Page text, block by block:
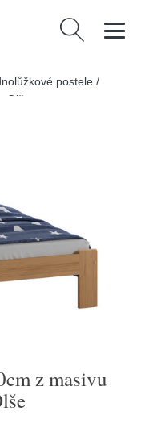
Vyhledávání
postele /
z masivu